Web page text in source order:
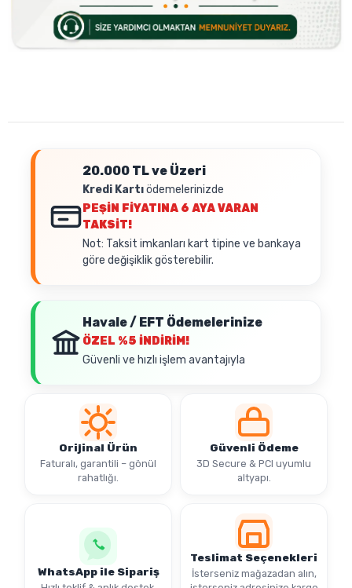
20.000 TL ve Üzeri
Kredi Kartıödemelerinizde
PEŞİN FİYATINA 6 AYA VARAN
TAKSİT!
Not: Taksit imkanları kart tipine ve bankaya
göre değişiklik gösterebilir.
Havale / EFT Ödemelerinize
ÖZEL %5 İNDİRİM!
Güvenli ve hızlı işlem avantajıyla
Orijinal Ürün
Faturalı, garantili – gönül
rahatlığı.
Güvenli Ödeme
3D Secure & PCI uyumlu
altyapı.
WhatsApp ile Sipariş
Teslimat Seçenekleri
İsterseniz mağazadan alın,